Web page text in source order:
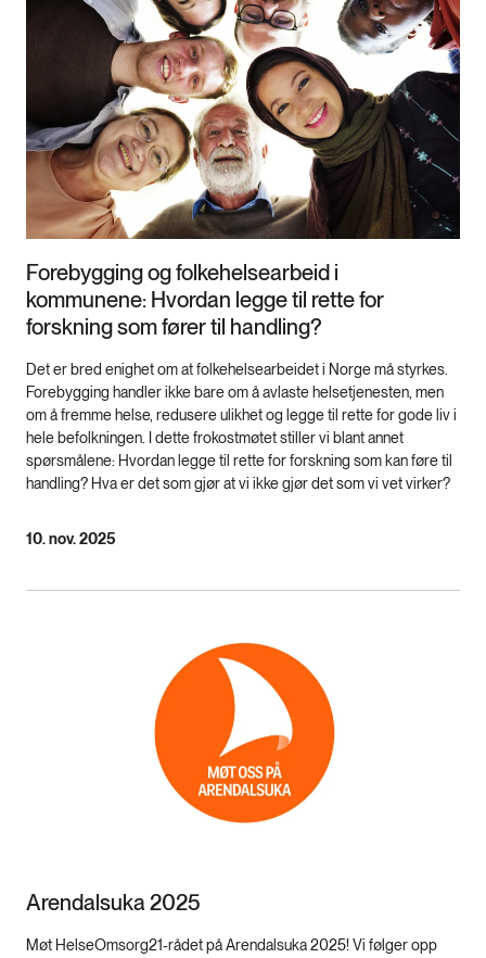
Forebygging og folkehelsearbeid i
kommunene: Hvordan legge til rette for
forskning som fører til handling?
Det er bred enighet om at folkehelsearbeidet i Norge må styrkes.
Forebygging handler ikke bare om å avlaste helsetjenesten, men
om å fremme helse, redusere ulikhet og legge til rette for gode liv i
hele befolkningen. I dette frokostmøtet stiller vi blant annet
spørsmålene: Hvordan legge til rette for forskning som kan føre til
handling? Hva er det som gjør at vi ikke gjør det som vi vet virker?
10. nov. 2025
Arendalsuka 2025
Møt HelseOmsorg21-rådet på Arendalsuka 2025! Vi følger opp